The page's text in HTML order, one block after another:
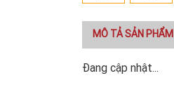
MÔ TẢ SẢN PHẨM
Đang cập nhật...